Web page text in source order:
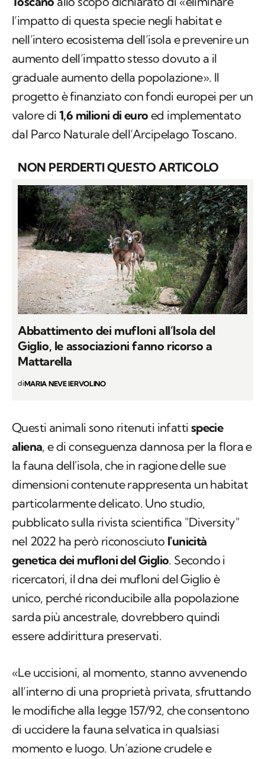
l’impatto di questa specie negli habitat e
nell’intero ecosistema dell’isola e prevenire un
aumento dell’impatto stesso dovuto a il
graduale aumento della popolazione». Il
progetto è finanziato con fondi europei per un
valore di1,6 milioni di euro ed implementato
dal Parco Naturale dell’Arcipelago Toscano.
NON PERDERTI QUESTO ARTICOLO
Abbattimento dei mufloni all’Isola del
Giglio, le associazioni fanno ricorso a
Mattarella
diMARIA NEVE IERVOLINO
Questi animali sono ritenuti infatti specie
aliena, e di conseguenza dannosa per la flora e
la fauna dell'isola, che in ragione delle sue
dimensioni contenute rappresenta un habitat
particolarmente delicato. Uno studio,
pubblicato sulla rivista scientifica "Diversity"
nel 2022 ha però riconosciuto l'unicità
genetica dei mufloni del Giglio. Secondo i
ricercatori, il dna dei mufloni del Giglio è
unico, perché riconducibile alla popolazione
sarda più ancestrale, dovrebbero quindi
essere addirittura preservati.
«Le uccisioni, al momento, stanno avvenendo
all’interno di una proprietà privata, sfruttando
le modifiche alla legge 157/92, che consentono
di uccidere la fauna selvatica in qualsiasi
momento e luogo. Un’azione crudele e